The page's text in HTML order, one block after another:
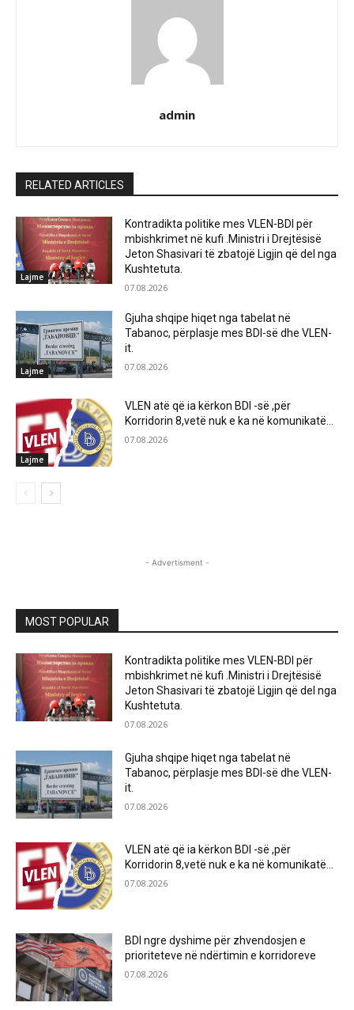
admin
RELATED ARTICLES
Lajme
Kontradikta politike mes VLEN-BDI për
mbishkrimet në kufi .Ministri i Drejtësisë
Jeton Shasivari të zbatojë Ligjin që del nga
Kushtetuta.
07.08.2026
Lajme
Gjuha shqipe hiqet nga tabelat në
Tabanoc, përplasje mes BDI-së dhe VLEN-
it.
07.08.2026
Lajme
VLEN atë që ia kërkon BDI -së ,për
Korridorin 8,vetë nuk e ka në komunikatë…
07.08.2026
- Advertisment -
MOST POPULAR
Kontradikta politike mes VLEN-BDI për
mbishkrimet në kufi .Ministri i Drejtësisë
Jeton Shasivari të zbatojë Ligjin që del nga
Kushtetuta.
07.08.2026
Gjuha shqipe hiqet nga tabelat në
Tabanoc, përplasje mes BDI-së dhe VLEN-
it.
07.08.2026
VLEN atë që ia kërkon BDI -së ,për
Korridorin 8,vetë nuk e ka në komunikatë…
07.08.2026
BDI ngre dyshime për zhvendosjen e
prioriteteve në ndërtimin e korridoreve
07.08.2026